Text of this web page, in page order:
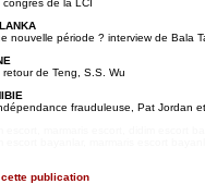
congrès de la LCI
nouvelle période ? interview de Bala
retour de Teng, S.S. Wu
frauduleuse, Pat Jordan
cette publication